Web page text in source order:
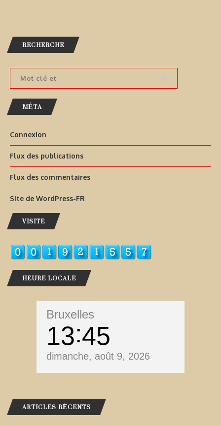
RECHERCHE
MÉTA
Connexion
Flux des publications
Flux des commentaires
Site de WordPress-FR
VISITE
HEURE LOCALE
Bruxelles
13 45
dimanche, août 9, 2026
ARTICLES RÉCENTS